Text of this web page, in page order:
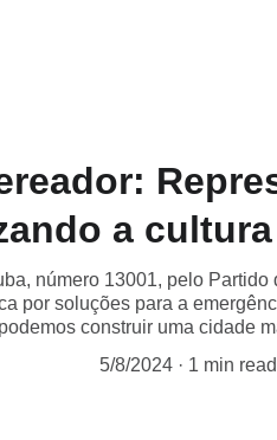
a
número 13001, pelo
por soluções para a
construir uma cidade
5/8/2024
1 min read